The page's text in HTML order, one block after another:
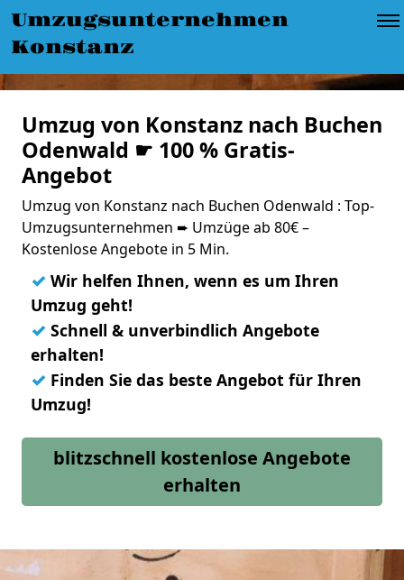
Umzugsunternehmen
Konstanz
Umzug von Konstanz nach Buchen
Odenwald ☛ 100 % Gratis-
Angebot
Umzug von Konstanz nach Buchen Odenwald : Top-
Umzugsunternehmen ➨ Umzüge ab 80€ –
Kostenlose Angebote in 5 Min.
✓ Wir helfen Ihnen, wenn es um Ihren
Umzug geht!
✓ Schnell & unverbindlich Angebote
erhalten!
✓ Finden Sie das beste Angebot für Ihren
Umzug!
blitzschnell kostenlose Angebote
erhalten